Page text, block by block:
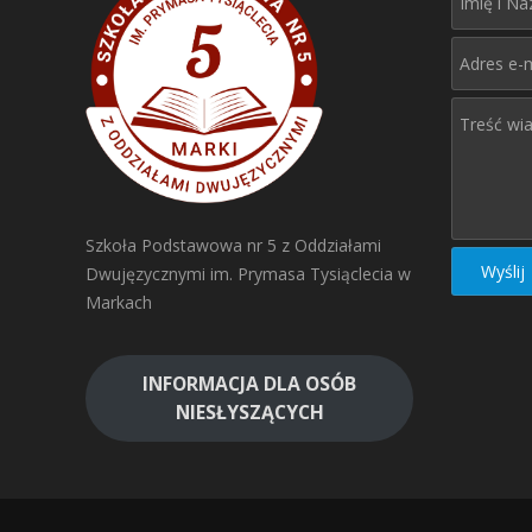
Szkoła Podstawowa nr 5 z Oddziałami
Dwujęzycznymi im. Prymasa Tysiąclecia w
Markach
INFORMACJA DLA OSÓB
NIESŁYSZĄCYCH